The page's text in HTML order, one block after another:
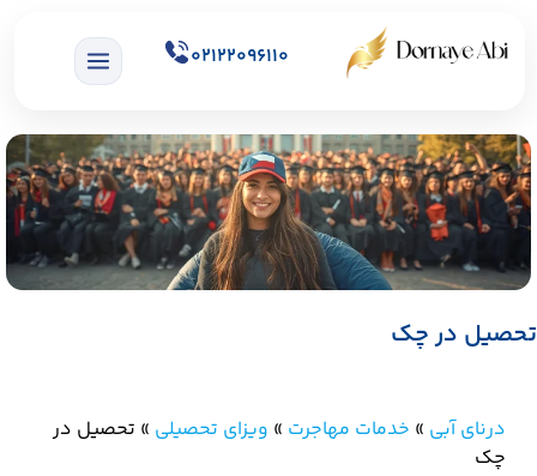
02122096110
تحصیل در چک
درنای آبی » خدمات مهاجرت » ویزای تحصیلی » تحصیل در
چک